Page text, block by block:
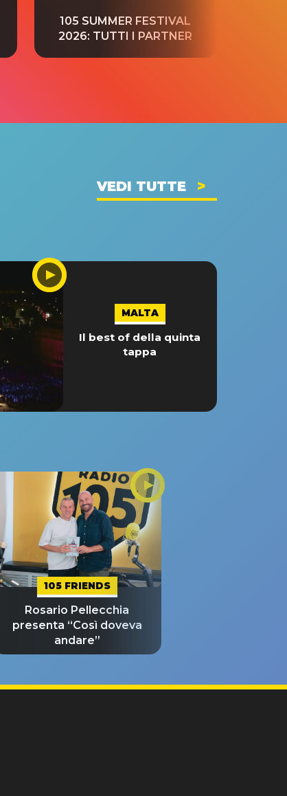
105 SUMMER FESTIVAL
2026: TUTTI I PARTNER
VEDI TUTTE
MALTA
Il best of della quinta
tappa
105 FRIENDS
Rosario Pellecchia
presenta “Così doveva
andare”